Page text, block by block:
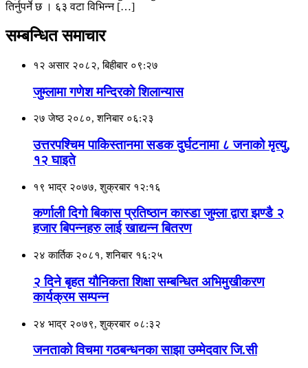
तिर्नुपर्ने छ । ६३ वटा विभिन्न […]
सम्बन्धित समाचार
१२ असार २०८२, बिहीबार ०९:२७
जुम्लामा गणेश मन्दिरकाे शिलान्यास
२७ जेष्ठ २०८०, शनिबार ०६:२३
उत्तरपश्चिम पाकिस्तानमा सडक दुर्घटनामा ८ जनाको मृत्यु,
१२ घाइते
१९ भाद्र २०७७, शुक्रबार १२:१६
कर्णाली दिगो बिकास प्रतिष्ठान कास्डा जुम्ला द्वारा झण्डै २
हजार बिपन्नहरु लाई खाद्यन्न बितरण
२४ कार्तिक २०८१, शनिबार १६:२५
२ दिने बृहत यौनिकता शिक्षा सम्बन्धित अभिमुखीकरण
कार्यक्रम सम्पन्न
२४ भाद्र २०७९, शुक्रबार ०८:३२
जनताकाे विचमा गठबन्धनका साझा उम्मेदवार जि.सी